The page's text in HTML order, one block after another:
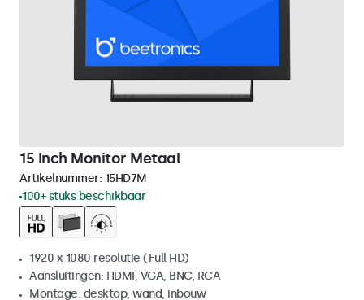
15 Inch Monitor Metaal
Artikelnummer: 15HD7M
100+ stuks beschikbaar
1920 x 1080 resolutie (Full HD)
Aansluitingen: HDMI, VGA, BNC, RCA
Montage: desktop, wand, inbouw